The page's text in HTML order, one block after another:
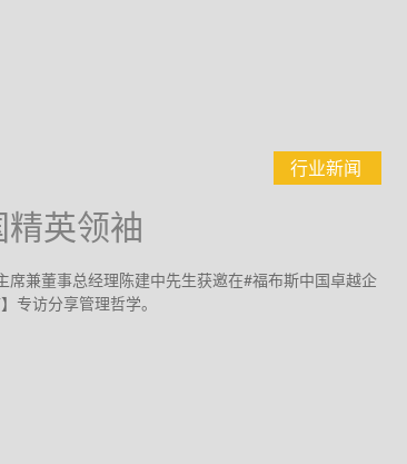
行业新闻
英领袖
席兼董事总经理陈建中先生获邀在#福布斯中国卓越企
专访分享管理哲学。